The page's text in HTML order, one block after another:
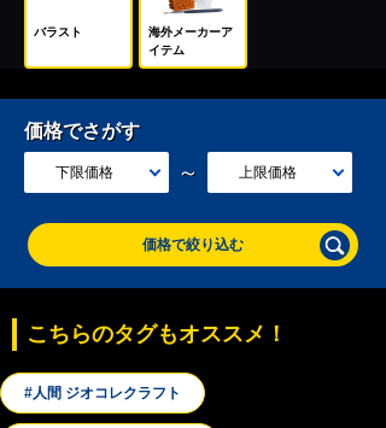
バラスト
海外メーカーア
イテム
価格でさがす
下限価格 ～ 上限価格
価格で絞り込む
こちらのタグもオススメ！
#人間 ジオコレクラフト